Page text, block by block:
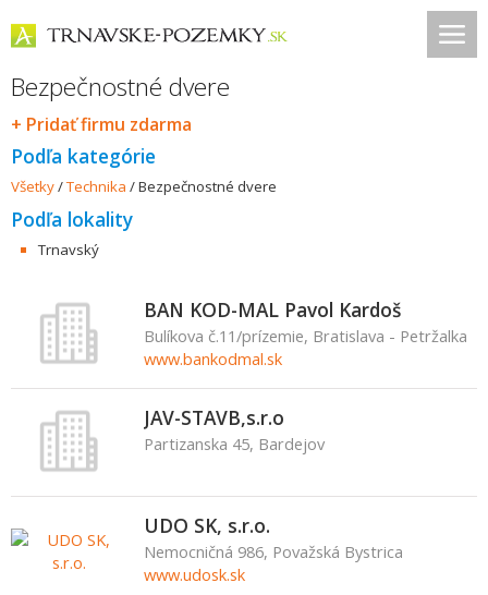
Bezpečnostné dvere
+ Pridať firmu zdarma
Podľa kategórie
Všetky/Technika /Bezpečnostné dvere
Podľa lokality
Trnavský
BAN KOD-MAL Pavol Kardoš
Bulíkova č.11/prízemie, Bratislava - Petržalka
www.bankodmal.sk
JAV-STAVB,s.r.o
Partizanska 45, Bardejov
UDO SK, s.r.o.
Nemocničná 986, Považská Bystrica
www.udosk.sk